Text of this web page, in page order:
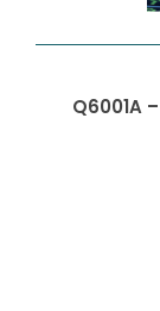
Q6001A